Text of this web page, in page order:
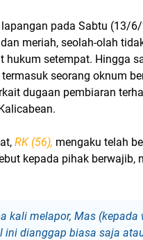
pada Sabtu (13/
meriah, seolah-olah
hukum setempat. Hingga
seorang oknum
dugaan pembiaran
RK (56), mengaku telah
kepada pihak berwajib,
kali melapor, Mas
dianggap biasa saja